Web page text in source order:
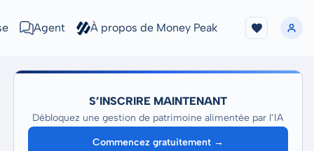
Agent À propos de Money Peak
S’INSCRIRE MAINTENANT
Débloquez une gestion de patrimoine alimentée par l’IA
Commencez gratuitement →